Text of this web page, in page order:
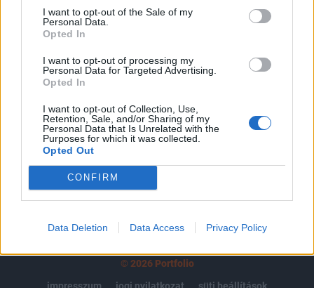
I want to opt-out of the Sale of my
Personal Data.
Opted In
I want to opt-out of processing my
Personal Data for Targeted Advertising.
Opted In
I want to opt-out of Collection, Use,
Retention, Sale, and/or Sharing of my
Personal Data that Is Unrelated with the
Purposes for which it was collected.
Opted Out
CONFIRM
Data Deletion Data Access Privacy Policy
Az előfizetés a következőket tartalmazza:
Portfolio.hu teljes cikkarchívum
kötéslistái
MÁR ELŐFIZETŐNK VAGY?
© 2026 Portfolio
impresszum
jogi nyilatkozat süti beállítások